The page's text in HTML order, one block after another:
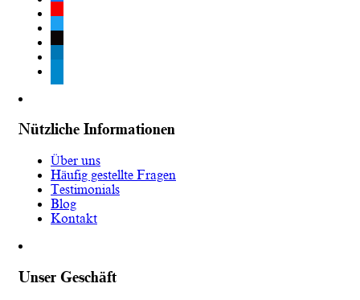
youtube
twitter
tiktok
Nützliche Informationen
Über uns
Häufig gestellte Fragen
Testimonials
Blog
Kontakt
Unser Geschäft